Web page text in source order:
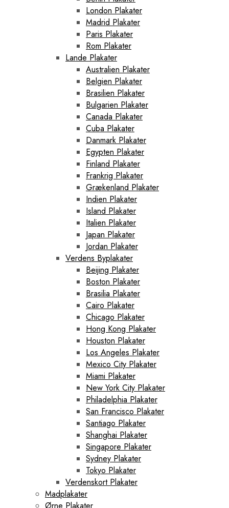
London Plakater
Madrid Plakater
Paris Plakater
Rom Plakater
Lande Plakater
Australien Plakater
Belgien Plakater
Brasilien Plakater
Bulgarien Plakater
Canada Plakater
Cuba Plakater
Danmark Plakater
Egypten Plakater
Finland Plakater
Frankrig Plakater
Grækenland Plakater
Indien Plakater
Island Plakater
Italien Plakater
Japan Plakater
Jordan Plakater
Verdens Byplakater
Beijing Plakater
Boston Plakater
Brasilia Plakater
Cairo Plakater
Chicago Plakater
Hong Kong Plakater
Houston Plakater
Los Angeles Plakater
Mexico City Plakater
Miami Plakater
New York City Plakater
Philadelphia Plakater
San Francisco Plakater
Santiago Plakater
Shanghai Plakater
Singapore Plakater
Sydney Plakater
Tokyo Plakater
Verdenskort Plakater
Madplakater
Ørne Plakater